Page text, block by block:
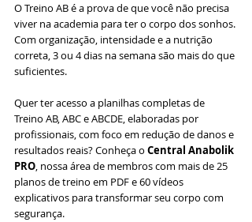
O Treino AB é a prova de que você não precisa
viver na academia para ter o corpo dos sonhos.
Com organização, intensidade e a nutrição
correta, 3 ou 4 dias na semana são mais do que
suficientes.
Quer ter acesso a planilhas completas de
Treino AB, ABC e ABCDE, elaboradas por
profissionais, com foco em redução de danos e
resultados reais? Conheça o Central Anabolik
PRO, nossa área de membros com mais de 25
planos de treino em PDF e 60 vídeos
explicativos para transformar seu corpo com
segurança.